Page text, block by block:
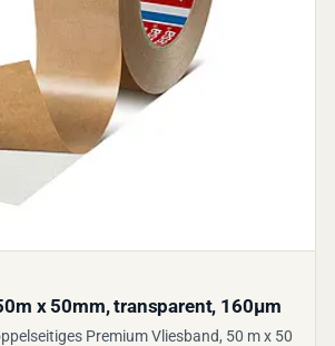
x 50mm, transparent, 160µm
Premium Vliesband, 50 m x 50